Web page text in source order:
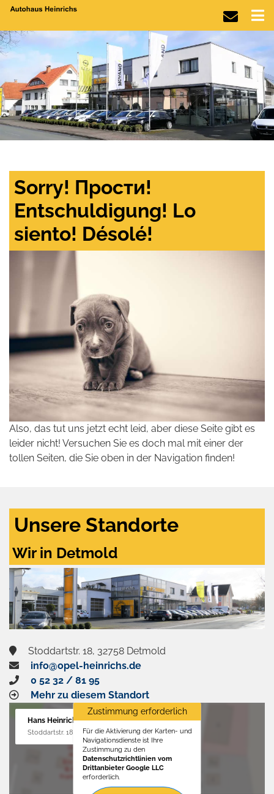
Sorry! Прости!
Entschuldigung! Lo
siento! Désolé!
Also, das tut uns jetzt echt leid, aber diese Seite gibt es
leider nicht! Versuchen Sie es doch mal mit einer der
tollen Seiten, die Sie oben in der Navigation finden!
Unsere Standorte
Wir in Detmold
Stoddartstr. 18, 32758 Detmold
info@opel-heinrichs.de
0 52 32 / 81 95
Mehr zu diesem Standort
Hans Heinrichs GmbH
Stoddartstr. 18, 32758 Detmold
Zustimmung erforderlich
Für die Aktivierung der Karten- und
Navigationsdienste ist Ihre
Zustimmung zu den
Datenschutzrichtlinien vom
Drittanbieter Google LLC
erforderlich.